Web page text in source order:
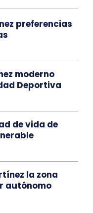
preferencias
moderno
Deportiva
de vida de
la zona
autónomo